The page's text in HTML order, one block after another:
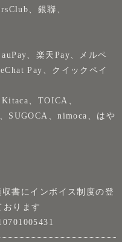
、銀聯、
、楽天Pay、メルペ
Pay、クイックペイ
、TOICA、
SUGOCA、nimoca、はや
書にインボイス制度の登
おります